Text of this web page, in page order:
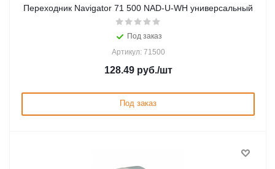
Переходник Navigator 71 500 NAD-U-WH универсальный
Под заказ
Артикул: 71500
128.49руб./шт
Под заказ